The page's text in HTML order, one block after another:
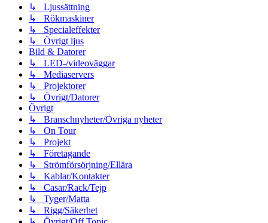
↳ Ljussättning
↳ Rökmaskiner
↳ Specialeffekter
↳ Övrigt ljus
Bild & Datorer
↳ LED-/videoväggar
↳ Mediaservers
↳ Projektorer
↳ Övrigt/Datorer
Övrigt
↳ Branschnyheter/Övriga nyheter
↳ On Tour
↳ Projekt
↳ Företagande
↳ Strömförsörjning/Ellära
↳ Kablar/Kontakter
↳ Casar/Rack/Tejp
↳ Tyger/Matta
↳ Rigg/Säkerhet